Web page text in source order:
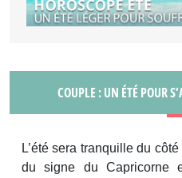
COUPLE : UN ÉTÉ POUR
L’été sera tranquille du
du signe du Capricorne